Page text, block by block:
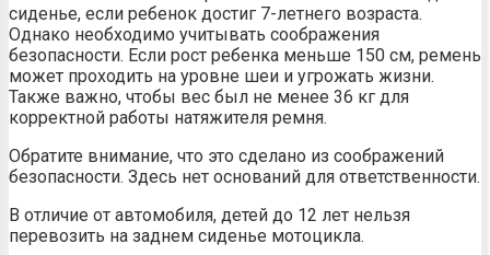
сиденье, если ребенок достиг 7-летнего возраста.
Однако необходимо учитывать соображения
безопасности. Если рост ребенка меньше 150 см, ремень
может проходить на уровне шеи и угрожать жизни.
Также важно, чтобы вес был не менее 36 кг для
корректной работы натяжителя ремня.
Обратите внимание, что это сделано из соображений
безопасности. Здесь нет оснований для ответственности.
В отличие от автомобиля, детей до 12 лет нельзя
перевозить на заднем сиденье мотоцикла.